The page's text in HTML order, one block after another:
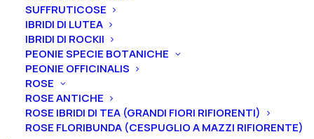
SUFFRUTICOSE
IBRIDI DI LUTEA
IBRIDI DI ROCKII
PEONIE SPECIE BOTANICHE
PEONIE OFFICINALIS
ROSE
ROSE ANTICHE
ROSE IBRIDI DI TEA (GRANDI FIORI RIFIORENTI)
ROSE FLORIBUNDA (CESPUGLIO A MAZZI RIFIORENTE)
Home Alberi Alberi da Frutto
Albicocchi